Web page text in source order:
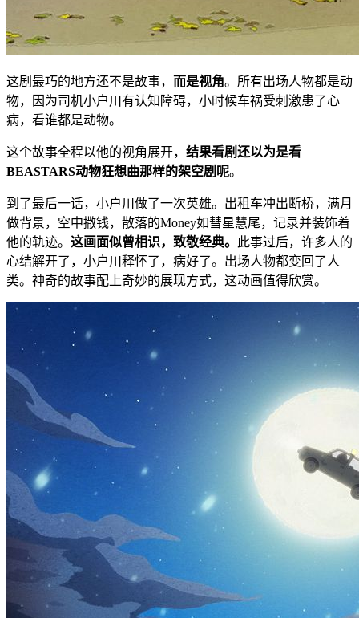
这剧最巧的地方还不是故事， 而是视角。所有出场人物都是动
物，因为司机小户川有认知障碍，小时候车祸受刺激患了心
病，看谁都是动物。
这个故事全程以他的视角展开， 结果看剧还以为是看
BEASTARS动物狂想曲那样的架空剧呢。
到了最后一话，小户川做了一次英雄。出租车冲出断桥，满月
做背景，空中撒钱，散落的Money如彗星慧尾，记录并装饰着
他的轨迹。 这画面似曾相识，致敬经典。
此事过后，许多人的
心结解开了，小户川释怀了，病好了。出场人物都变回了人
类。神奇的故事配上奇妙的展现方式，这动画值得欣赏。